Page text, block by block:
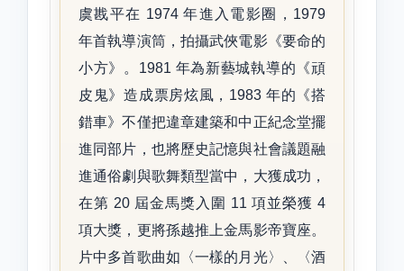
虞戡平在 1974 年進入電影圈，1979
年首執導演筒，拍攝武俠電影《要命的
小方》。1981 年為新藝城執導的《頑
皮鬼》造成票房炫風，1983 年的《搭
錯車》不僅把違章建築和中正紀念堂擺
進同部片，也將歷史記憶與社會議題融
進通俗劇與歌舞類型當中，大獲成功，
在第 20 屆金馬獎入圍 11 項並榮獲 4
項大獎，更將孫越推上金馬影帝寶座。
片中多首歌曲如〈一樣的月光〉、〈酒